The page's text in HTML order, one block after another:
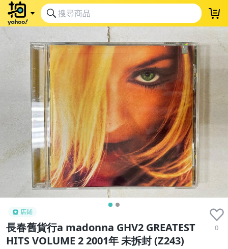
店鋪
長春舊貨行a madonna GHV2 GREATEST
HITS VOLUME 2 2001年 未拆封 (Z243)
0